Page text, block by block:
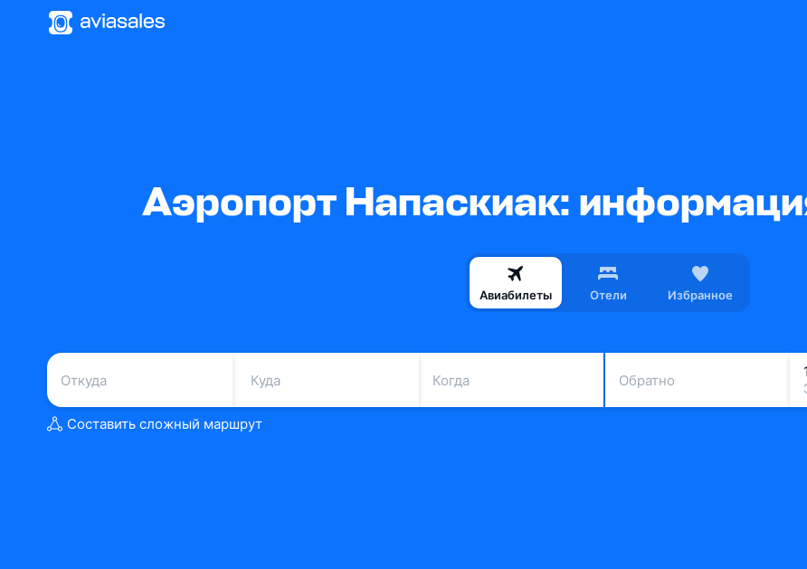
Аэропорт Напаскиак:
Авиабилеты Отели Избранное
Когда Обратно
Составить сложный маршрут